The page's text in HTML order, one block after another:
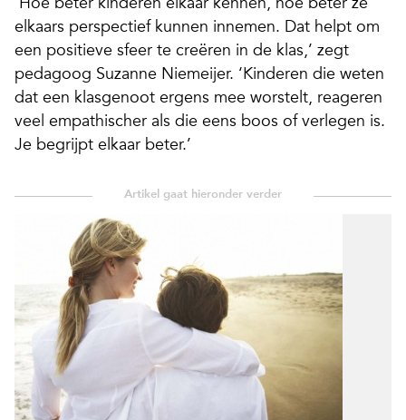
elkaars perspectief kunnen innemen. Dat helpt om
een positieve sfeer te creëren in de klas,’ zegt
pedagoog Suzanne Niemeijer. ‘Kinderen die weten
dat een klasgenoot ergens mee worstelt, reageren
veel empathischer als die eens boos of verlegen is.
Je begrijpt elkaar beter.’